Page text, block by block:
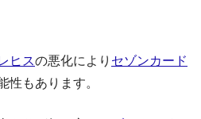
ヒスの悪化により セゾンカード
性もあります。